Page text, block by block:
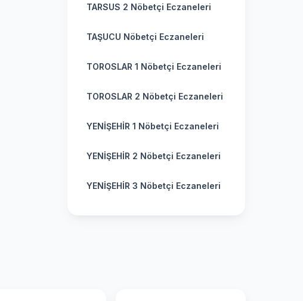
TARSUS 2 Nöbetçi Eczaneleri
TAŞUCU Nöbetçi Eczaneleri
TOROSLAR 1 Nöbetçi Eczaneleri
TOROSLAR 2 Nöbetçi Eczaneleri
YENİŞEHİR 1 Nöbetçi Eczaneleri
YENİŞEHİR 2 Nöbetçi Eczaneleri
YENİŞEHİR 3 Nöbetçi Eczaneleri